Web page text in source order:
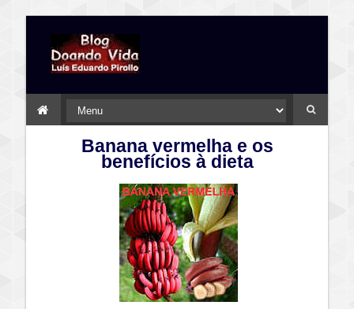
Banana vermelha e os
benefícios à dieta